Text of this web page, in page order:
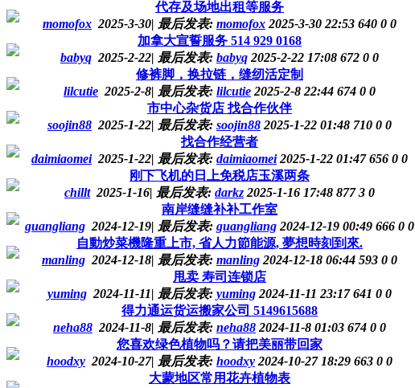
代存及场地出租等服务
momofox 2025-3-30| 最后发表: momofox 2025-3-30 22:53 640 0 0
加拿大宣誓服务 514 929 0168
babyq 2025-2-22| 最后发表: babyq 2025-2-22 17:08 672 0 0
修裤脚，换拉链，缝纫活定制
lilcutie 2025-2-8| 最后发表: lilcutie 2025-2-8 22:44 674 0 0
市中心杂货店 找合作伙伴
soojin88 2025-1-22| 最后发表: soojin88 2025-1-22 01:48 710 0 0
找合作经营者
daimiaomei 2025-1-22| 最后发表: daimiaomei2025-1-22 01:47656 0 0
刚下飞机的日上免税店玉溪两条
chillt 2025-1-16| 最后发表: darkz 2025-1-16 17:48 877 3 0
南岸缝缝补补工作室
guangliang 2024-12-19| 最后发表: guangliang 2024-12-19 00:49 666 0 0
自動炒菜機隆重上市, 省人力節能源, 夢想時刻到來.
manling 2024-12-18| 最后发表: manling 2024-12-18 06:44 593 0 0
甩卖 寿司连锁店
yuming 2024-11-11| 最后发表: yuming 2024-11-11 23:17641 0 0
得力通运货运搬家公司 5149615688
neha88 2024-11-8| 最后发表: neha88 2024-11-8 01:03 674 0 0
您喜欢绿色植物吗？请把美丽带回家
hoodxy 2024-10-27| 最后发表: hoodxy 2024-10-27 18:29 663 0 0
大蒙地区常用花卉植物表